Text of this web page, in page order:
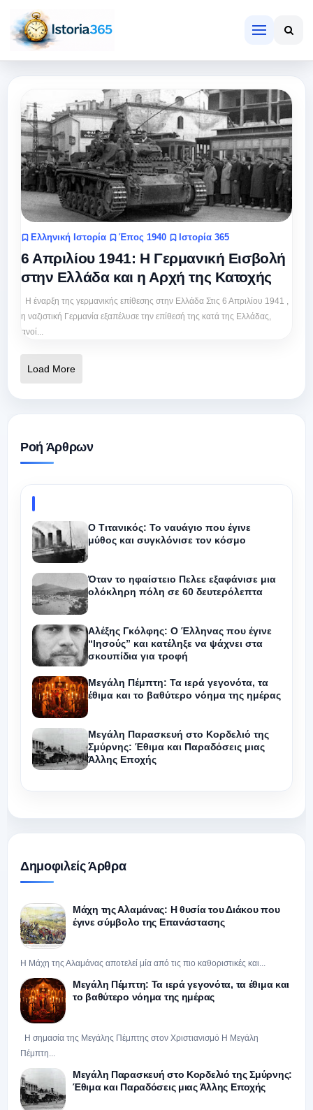
Ελληνική Ιστορία Έπος 1940 Ιστορία 365
6 Απριλίου 1941: Η Γερμανική Εισβολή
στην Ελλάδα και η Αρχή της Κατοχής
Η έναρξη της γερμανικής επίθεσης στην Ελλάδα Στις 6 Απριλίου 1941 ,
η ναζιστική Γερμανία εξαπέλυσε την επίθεσή της κατά της Ελλάδας,
ανοί...
Load More
Ροή Άρθρων
Ο Τιτανικός: Το ναυάγιο που έγινε
μύθος και συγκλόνισε τον κόσμο
Όταν το ηφαίστειο Πελεε εξαφάνισε μια
ολόκληρη πόλη σε 60 δευτερόλεπτα
Αλέξης Γκόλφης: Ο Έλληνας που έγινε
“Ιησούς” και κατέληξε να ψάχνει στα
σκουπίδια για τροφή
Μεγάλη Πέμπτη: Τα ιερά γεγονότα, τα
έθιμα και το βαθύτερο νόημα της ημέρας
Μεγάλη Παρασκευή στο Κορδελιό της
Σμύρνης: Έθιμα και Παραδόσεις μιας
Άλλης Εποχής
Δημοφιλείς Άρθρα
Μάχη της Αλαμάνας: Η θυσία του Διάκου που
έγινε σύμβολο της Επανάστασης
Η Μάχη της Αλαμάνας αποτελεί μία από τις πιο καθοριστικές και...
Μεγάλη Πέμπτη: Τα ιερά γεγονότα, τα έθιμα και
το βαθύτερο νόημα της ημέρας
Η σημασία της Μεγάλης Πέμπτης στον Χριστιανισμό Η Μεγάλη
Πέμπτη...
Μεγάλη Παρασκευή στο Κορδελιό της Σμύρνης:
Έθιμα και Παραδόσεις μιας Άλλης Εποχής